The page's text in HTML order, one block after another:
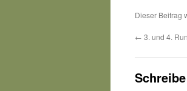
Dieser Beitrag
← 3. und 4.